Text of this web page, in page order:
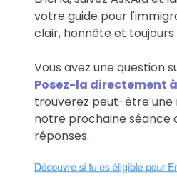
votre guide pour
clair, honnête et toujours
Vous avez une question
Posez-la directement
trouverez peut-être une
notre prochaine séance
réponses.